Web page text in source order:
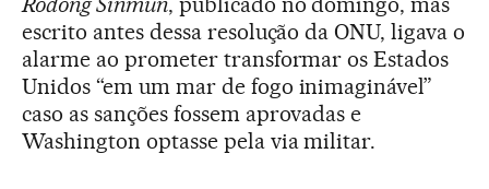
escrito antes dessa resolução da ONU, ligava o
alarme ao prometer transformar os Estados
Unidos “em um mar de fogo inimaginável”
caso as sanções fossem aprovadas e
Washington optasse pela via militar.